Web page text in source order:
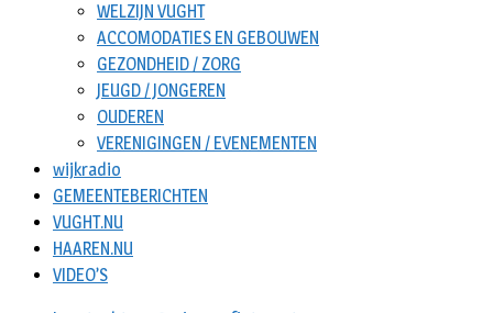
WELZIJN VUGHT
ACCOMODATIES EN GEBOUWEN
GEZONDHEID / ZORG
JEUGD / JONGEREN
OUDEREN
VERENIGINGEN / EVENEMENTEN
wijkradio
GEMEENTEBERICHTEN
VUGHT.NU
HAAREN.NU
VIDEO’S